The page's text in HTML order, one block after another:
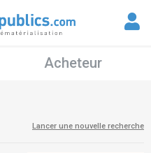
Acheteur
Lancer une nouvelle recherche